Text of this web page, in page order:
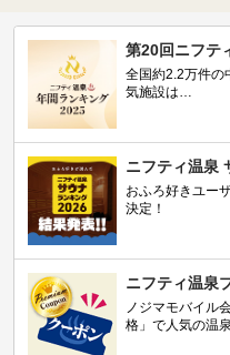
第20回ニフテ
全国約2.2万件の
気施設は…
ニフティ温泉
おふろ好きユー
決定！
ニフティ温泉
ノジマモバイル
格」で人気の温